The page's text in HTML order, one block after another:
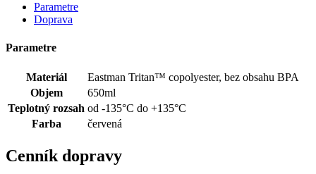
Parametre
Doprava
Parametre
Materiál
Eastman Tritan™ copolyester, bez obsahu BPA
Objem
650ml
Teplotný rozsah od -135°C do +135°C
Farba
červená
Cenník dopravy